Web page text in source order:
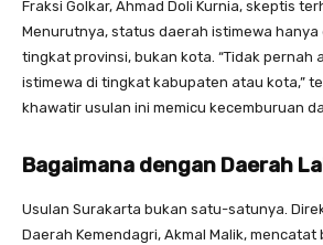
Fraksi Golkar, Ahmad Doli Kurnia, skeptis
Menurutnya, status daerah istimewa hanya
tingkat provinsi, bukan kota. “Tidak pernah
istimewa di tingkat kabupaten atau kota,”
khawatir usulan ini memicu kecemburuan
Bagaimana dengan Daerah
Usulan Surakarta bukan satu-satunya.
Daerah Kemendagri, Akmal Malik, mencatat